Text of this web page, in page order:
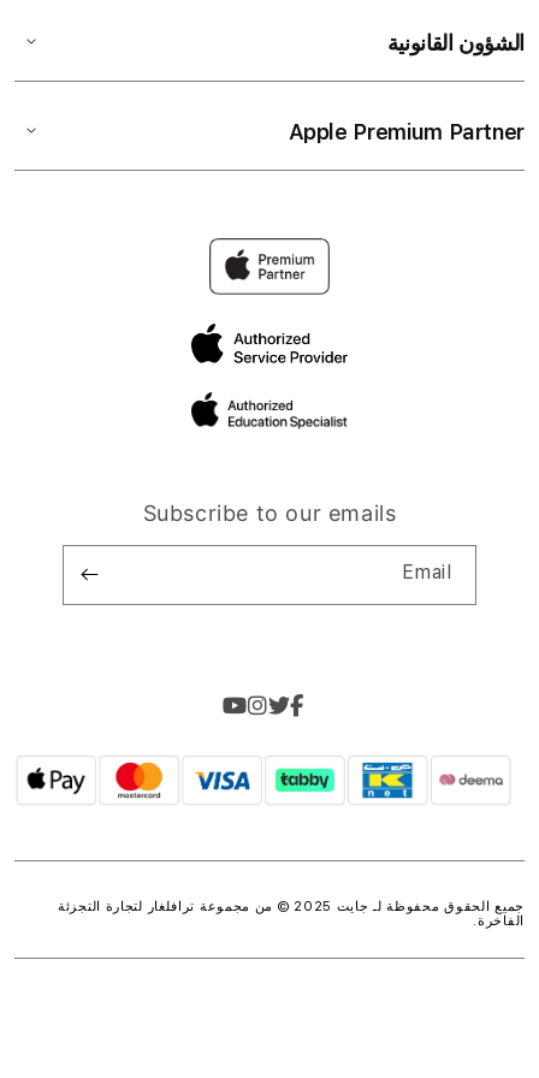
الشؤون القانونية
Apple Premium Partner
Subscribe to our emails
Email
جميع الحقوق محفوظة لـ جايت 2025 © من مجموعة
ترافلغار لتجارة التجزئة
الفاخرة.